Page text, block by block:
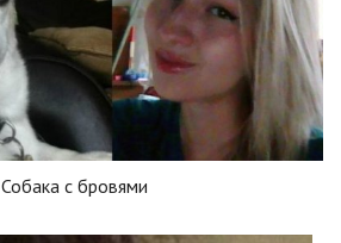
Собака с бровями